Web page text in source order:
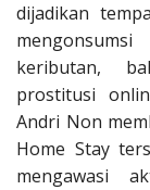
dijadikan
keributan,
prostitusi
Andri Non
Home Stay
mengawasi